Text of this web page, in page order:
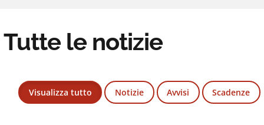
Tutte le notizie
Visualizza tutto Notizie Avvisi Scadenze